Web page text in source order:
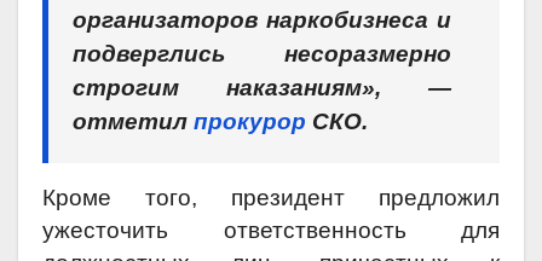
организаторов наркобизнеса и
подверглись несоразмерно
строгим наказаниям», —
отметил прокурор СКО.
Кроме того, президент предложил
ужесточить ответственность для